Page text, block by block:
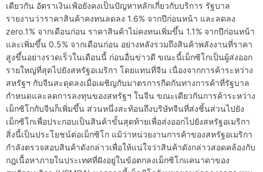
เดียวกัน อัตราเงินเฟ้อยังคงเป็นปัญหาหลักเกี่ยวกับบริการ รัฐบาล
รายงานว่าราคาสินค้าคงทนลดลง 1.6% จากปีก่อนหน้า และลดลง
zero.1% จากเดือนก่อน ราคาสินค้าไม่คงทนเพิ่มขึ้น 1.1% จากปีก่อนหน้า
และเพิ่มขึ้น 0.5% จากเดือนก่อน อย่างหลังรวมถึงสินค้าพลังงานที่ราคา
สูงขึ้นอย่างรวดเร็วในเดือนนี้ ก่อนอื่นข่าวดี ขณะนี้เม็กซิโกเป็นผู้ส่งออก
รายใหญ่ที่สุดไปยังสหรัฐอเมริกา โดยแทนที่จีน เนื่องจากการค้าระหว่าง
สหรัฐฯ กับจีนสะดุดลงเมื่อเผชิญกับมาตรการกีดกันทางการค้าที่รัฐบาล
กำหนดและลดการลงทุนของสหรัฐฯ ในจีน ขณะเดียวกันการค้าระหว่าง
เม็กซิโกกับจีนก็เพิ่มขึ้น ส่วนหนึ่งสะท้อนถึงบริษัทจีนที่ส่งชิ้นส่วนไปยัง
เม็กซิโกเพื่อประกอบเป็นสินค้าขั้นสุดท้ายเพื่อส่งออกไปยังสหรัฐอเมริกา
สิ่งนี้เป็นประโยชน์ต่อเม็กซิโก แม้ว่าหน่วยงานการค้าของสหรัฐอเมริกา
กำลังตรวจสอบสินค้าดังกล่าวเพื่อให้แน่ใจว่าสินค้าดังกล่าวสอดคล้องกับ
กฎเนื้อหาภายในประเทศที่ฝังอยู่ในข้อตกลงเม็กซิโกแคนาดาของ